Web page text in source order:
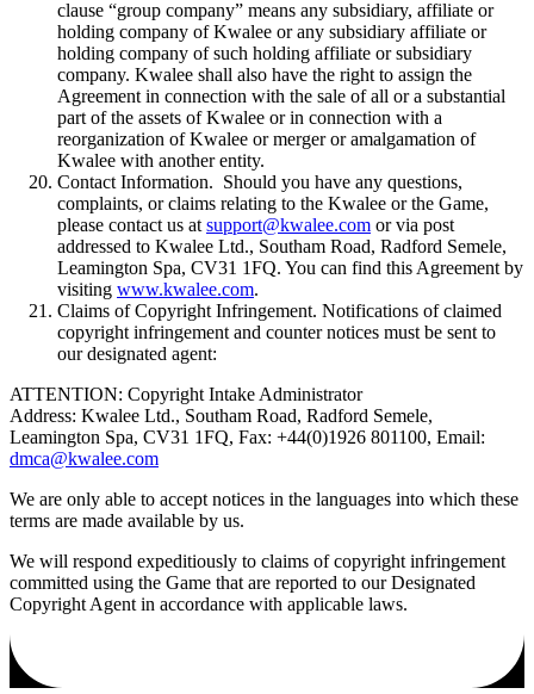
clause “group company” means any subsidiary, affiliate or
holding company of Kwalee or any subsidiary affiliate or
holding company of such holding affiliate or subsidiary
company. Kwalee shall also have the right to assign the
Agreement in connection with the sale of all or a substantial
part of the assets of Kwalee or in connection with a
reorganization of Kwalee or merger or amalgamation of
Kwalee with another entity.
Contact Information. Should you have any questions,
complaints, or claims relating to the Kwalee or the Game,
please contact us atsupport@kwalee.com or via post
addressed to Kwalee Ltd., Southam Road, Radford Semele,
Leamington Spa, CV31 1FQ. You can find this Agreement by
visiting www.kwalee.com.
Claims of Copyright Infringement. Notifications of claimed
copyright infringement and counter notices must be sent to
our designated agent:
ATTENTION: Copyright Intake Administrator
Address: Kwalee Ltd., Southam Road, Radford Semele,
Leamington Spa, CV31 1FQ, Fax: +44(0)1926 801100, Email:
dmca@kwalee.com
We are only able to accept notices in the languages into which these
terms are made available by us.
We will respond expeditiously to claims of copyright infringement
committed using the Game that are reported to our Designated
Copyright Agent in accordance with applicable laws.